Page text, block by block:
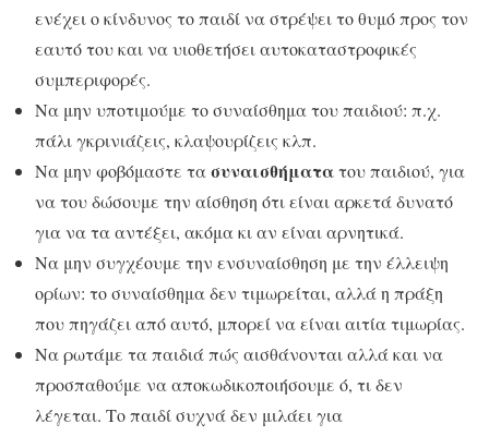
ενέχει ο κίνδυνος το παιδί να στρέψει το θυμό προς τον
εαυτό του και να υιοθετήσει αυτοκαταστροφικές
συμπεριφορές.
Να μην υποτιμούμε το συναίσθημα του παιδιού: π.χ.
πάλι γκρινιάζεις, κλαψουρίζεις κλπ.
Να μην φοβόμαστε τασυναισθήματατου παιδιού, για
να του δώσουμε την αίσθηση ότι είναι αρκετά δυνατό
για να τα αντέξει, ακόμα κι αν είναι αρνητικά.
Να μην συγχέουμε την ενσυναίσθηση με την έλλειψη
ορίων: το συναίσθημα δεν τιμωρείται, αλλά η πράξη
που πηγάζει από αυτό, μπορεί να είναι αιτία τιμωρίας.
Να ρωτάμε τα παιδιά πώς αισθάνονται αλλά και να
προσπαθούμε να αποκωδικοποιήσουμε ό, τι δεν
λέγεται. Το παιδί συχνά δεν μιλάει για